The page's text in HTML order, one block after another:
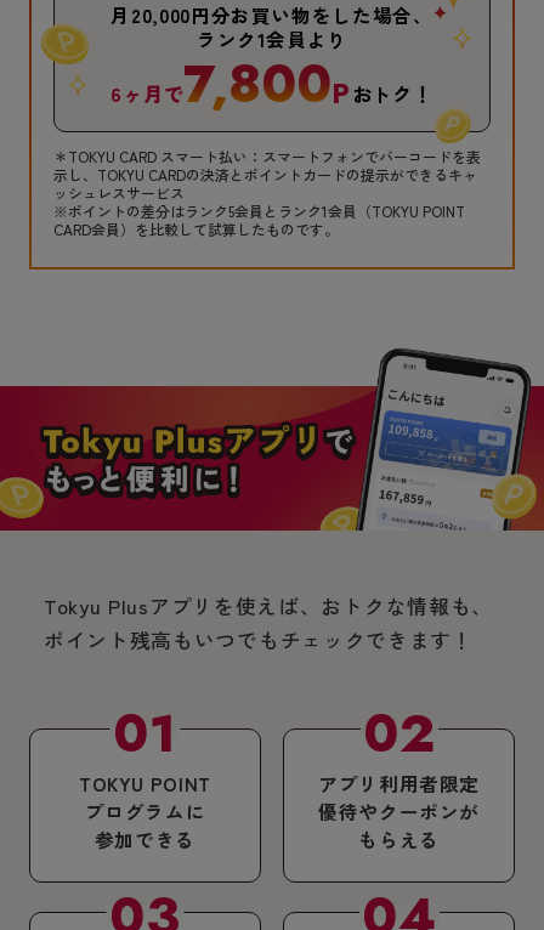
月20,000円分お買い物をした場合、
ランク1会員より
6ヶ月で7,800P おトク！
＊TOKYU CARD スマート払い：スマートフォンでバーコードを表
示し、TOKYU CARDの決済とポイントカードの提示ができるキャ
ッシュレスサービス
※ポイントの差分はランク5会員とランク1会員（TOKYU POINT
CARD会員）を比較して試算したものです。
Tokyu Plusアプリを使えば、おトクな情報も、
ポイント残高もいつでもチェックできます！
TOKYU POINT
プログラムに
参加できる
アプリ利用者限定
優待やクーポンが
もらえる